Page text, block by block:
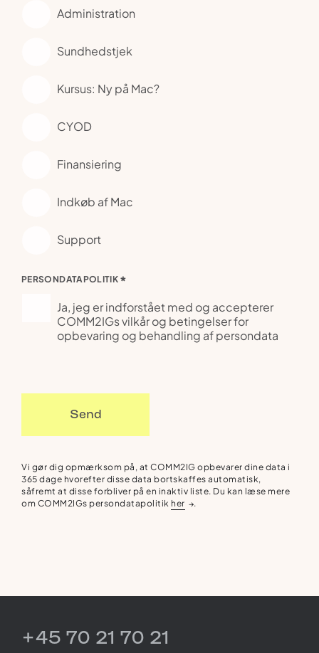
Administration
Sundhedstjek
Kursus: Ny på Mac?
CYOD
Finansiering
Indkøb af Mac
Support
PERSONDATAPOLITIK *
Ja, jeg er indforstået med og accepterer
COMM2IGs vilkår og betingelser for
opbevaring og behandling af persondata
Send
Vi gør dig opmærksom på, at COMM2IG opbevarer dine data i
365 dage hvorefter disse data bortskaffes automatisk,
såfremt at disse forbliver på en inaktiv liste. Du kan læse mere
om COMM2IGs persondatapolitik her →.
+45 70 21 70 21